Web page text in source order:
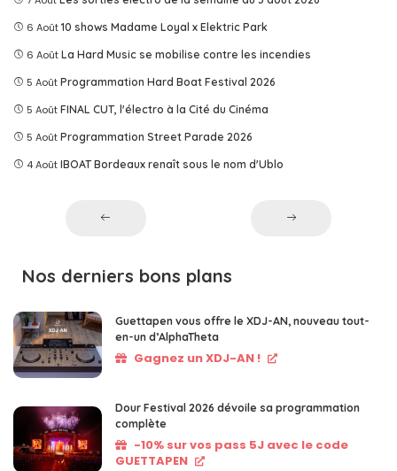
6 Août 10 shows Madame Loyal x Elektric Park
6 Août La Hard Music se mobilise contre les incendies
5 Août Programmation Hard Boat Festival 2026
5 Août FINAL CUT, l'électro à la Cité du Cinéma
5 Août Programmation Street Parade 2026
4 Août IBOAT Bordeaux renaît sous le nom d'Ublo
Nos derniers bons plans
Guettapen vous offre le XDJ-AN, nouveau tout-
en-un d’AlphaTheta
Gagnez un XDJ-AN !
Dour Festival 2026 dévoile sa programmation
complète
-10% sur vos pass 5J avec le code
GUETTAPEN